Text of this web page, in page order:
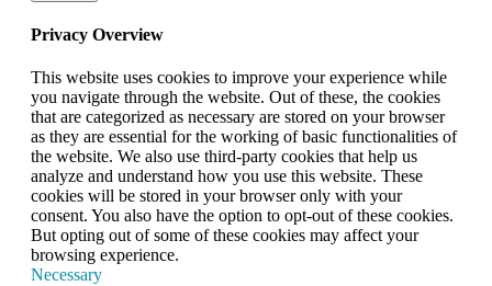
Privacy Overview
This website uses cookies to improve your experience while
you navigate through the website. Out of these, the cookies
that are categorized as necessary are stored on your browser
as they are essential for the working of basic functionalities of
the website. We also use third-party cookies that help us
analyze and understand how you use this website. These
cookies will be stored in your browser only with your
consent. You also have the option to opt-out of these cookies.
But opting out of some of these cookies may affect your
browsing experience.
Necessary